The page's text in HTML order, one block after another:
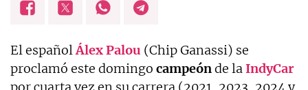
El españolÁlex Palou (Chip Ganassi) se
proclamó este domingo campeónde laIndyCar